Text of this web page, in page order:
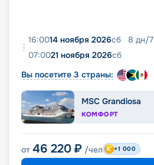
16:0014 ноября 2026сб 8 дн/7
07:0021 ноября 2026сб
Вы посетите 3 страны:
MSC Grandiosa
КОМФОРТ
от 46 220 ₽ /чел +1 000